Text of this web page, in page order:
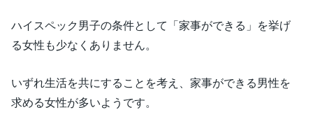
ハイスペック男子の条件として「家事ができる」を挙げ
る女性も少なくありません。
いずれ生活を共にすることを考え、家事ができる男性を
求める女性が多いようです。